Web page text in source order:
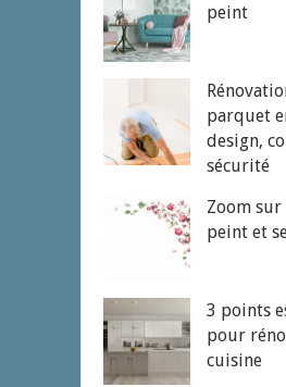
peint
parquet
design,
sécurité
Zoom
peint et
3 points
pour
cuisine